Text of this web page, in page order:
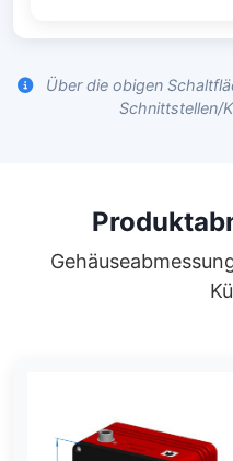
Über die obigen
Schnittstellen/